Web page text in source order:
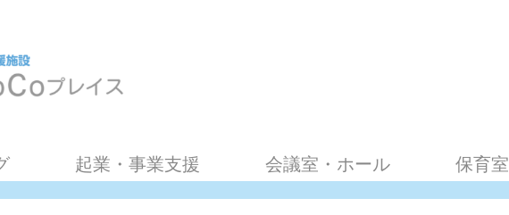
起業・事業支援 会議室・ホール 保育室